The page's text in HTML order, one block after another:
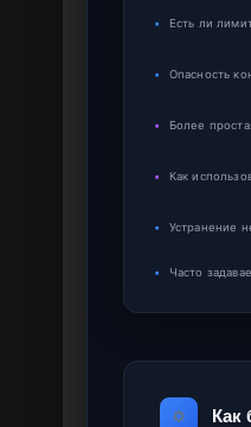
▪ Есть ли
▪ Опасность
▪ Более
▪ Как
▪ Устранение
▪ Часто
Как